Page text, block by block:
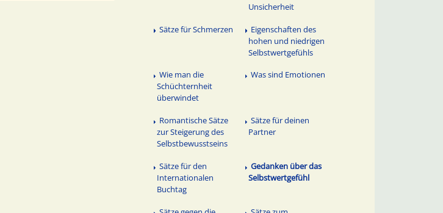
Unsicherheit
Sätze für Schmerzen
Eigenschaften des
hohen und niedrigen
Selbstwertgefühls
Wie man die
Schüchternheit
überwindet
Was sind Emotionen
Romantische Sätze
zur Steigerung des
Selbstbewusstseins
Sätze für deinen
Partner
Sätze für den
Internationalen
Buchtag
Gedanken über das
Selbstwertgefühl